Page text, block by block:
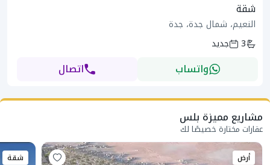
شقة
النعيم، شمال جدة، جدة
3
جديد
واتساب اتصال
مشاريع مميزة بلس
عقارات مختارة خصيصًا لك
أرض شقة